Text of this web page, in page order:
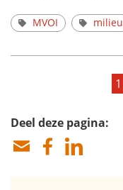
MVOI milieu
1
Deel deze pagina: